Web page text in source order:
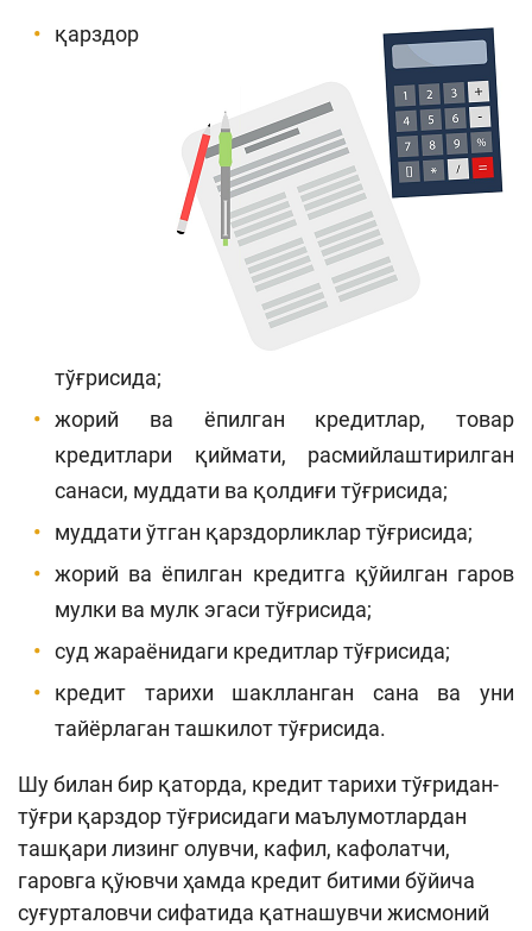
қарздор
тўғрисида;
жорий ва ёпилган кредитлар, товар
кредитлари қиймати, расмийлаштирилган
санаси, муддати ва қолдиғи тўғрисида;
муддати ўтган қарздорликлар тўғрисида;
жорий ва ёпилган кредитга қўйилган гаров
мулки ва мулк эгаси тўғрисида;
суд жараёнидаги кредитлар тўғрисида;
кредит тарихи шаклланган сана ва уни
тайёрлаган ташкилот тўғрисида.
Шу билан бир қаторда, кредит тарихи тўғридан-
тўғри қарздор тўғрисидаги маълумотлардан
ташқари лизинг олувчи, кафил, кафолатчи,
гаровга қўювчи ҳамда кредит битими бўйича
суғурталовчи сифатида қатнашувчи жисмоний